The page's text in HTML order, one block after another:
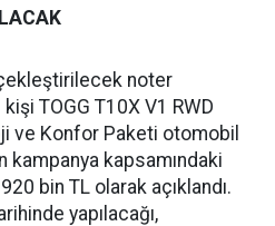
noter
TOGG T10X V1 RWD
ve Konfor Paketi otomobil
kampanya kapsamındaki
bin TL olarak açıklandı.
yapılacağı,